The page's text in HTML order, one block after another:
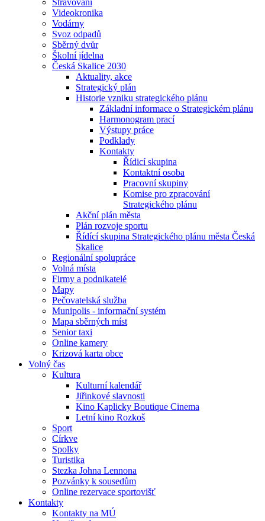
Stravování
Videokronika
Vodárny
Svoz odpadů
Sběrný dvůr
Školní jídelna
Česká Skalice 2030
Aktuality, akce
Strategický plán
Historie vzniku strategického plánu
Základní informace o Strategickém plánu
Harmonogram prací
Výstupy práce
Podklady
Kontakty
Řídicí skupina
Kontaktní osoba
Pracovní skupiny
Komise pro zpracování
Strategického plánu
Akční plán města
Plán rozvoje sportu
Řídící skupina Strategického plánu města Česká
Skalice
Regionální spolupráce
Volná místa
Firmy a podnikatelé
Mapy
Pečovatelská služba
Munipolis - informační systém
Mapa sběrných míst
Senior taxi
Online kamery
Krizová karta obce
Volný čas
Kultura
Kulturní kalendář
Jiřinkové slavnosti
Kino Kaplicky Boutique Cinema
Letní kino Rozkoš
Sport
Církve
Spolky
Turistika
Stezka Johna Lennona
Pozvánky k sousedům
Online rezervace sportovišť
Kontakty
Kontakty na MÚ